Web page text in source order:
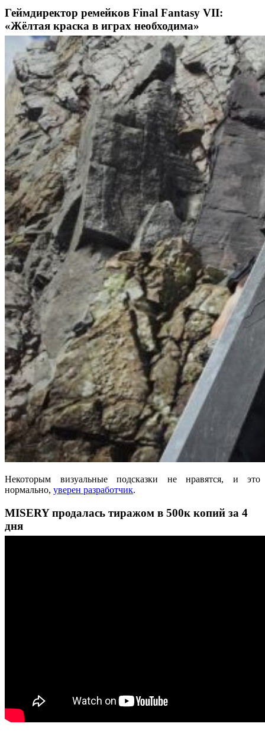
Геймдиректор ремейков Final Fantasy VII:
«Жёлтая краска в играх необходима»
Некоторым визуальные подсказки не нравятся, и это
нормально, уверен разработчик.
MISERY продалась тиражом в 500к копий за 4
дня